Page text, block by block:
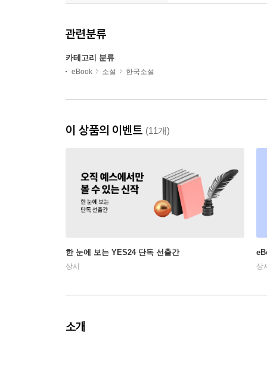
관련분류
카테고리 분류
eBook 소설 한국소설
이 상품의 이벤트 (11개)
한 눈에 보는 YES24 단독 선출간
상시 상
소개